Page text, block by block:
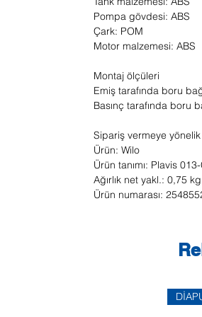
Pompa gövdesi: ABS
Çark: POM
Motor malzemesi: ABS
Montaj ölçüleri
Emiş tarafında boru
Basınç tarafında boru
Sipariş vermeye
Ürün: Wilo
Ürün tanımı: Plavis
Ağırlık net yakl.: 0,75 kg
Ürün numarası: